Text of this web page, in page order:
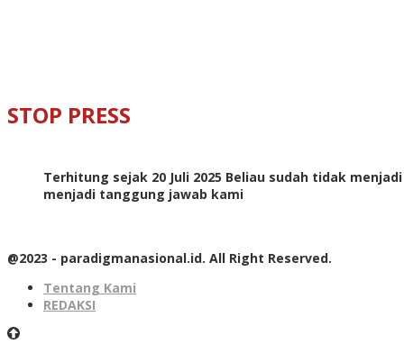
STOP PRESS
Terhitung sejak 20 Juli 2025 Beliau sudah tidak
menjadi tanggung jawab kami
@2023 - paradigmanasional.id. All Right Reserved.
Tentang Kami
REDAKSI